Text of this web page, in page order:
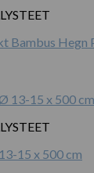
Bambus Hegn
15 x 500 cm